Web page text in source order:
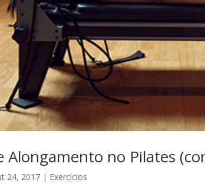
Alongamento no Pilates
24, 2017 | Exercícios